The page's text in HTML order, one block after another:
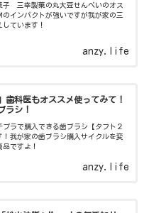
子 三幸製菓の丸大豆せんべいのオス
のインパクトが強いですが我が家の三
ています！
anzy.life
歯科医もオススメ使ってみて！
ラシ！
プラで購入できる歯ブラシ【タフト２
！我が家の歯ブラシ購入サイクルを変
ですよ！
anzy.life